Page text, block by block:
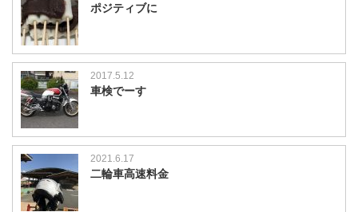
ポジティブに
2017.5.12
車検でーす
2021.6.17
二輪車高速料金